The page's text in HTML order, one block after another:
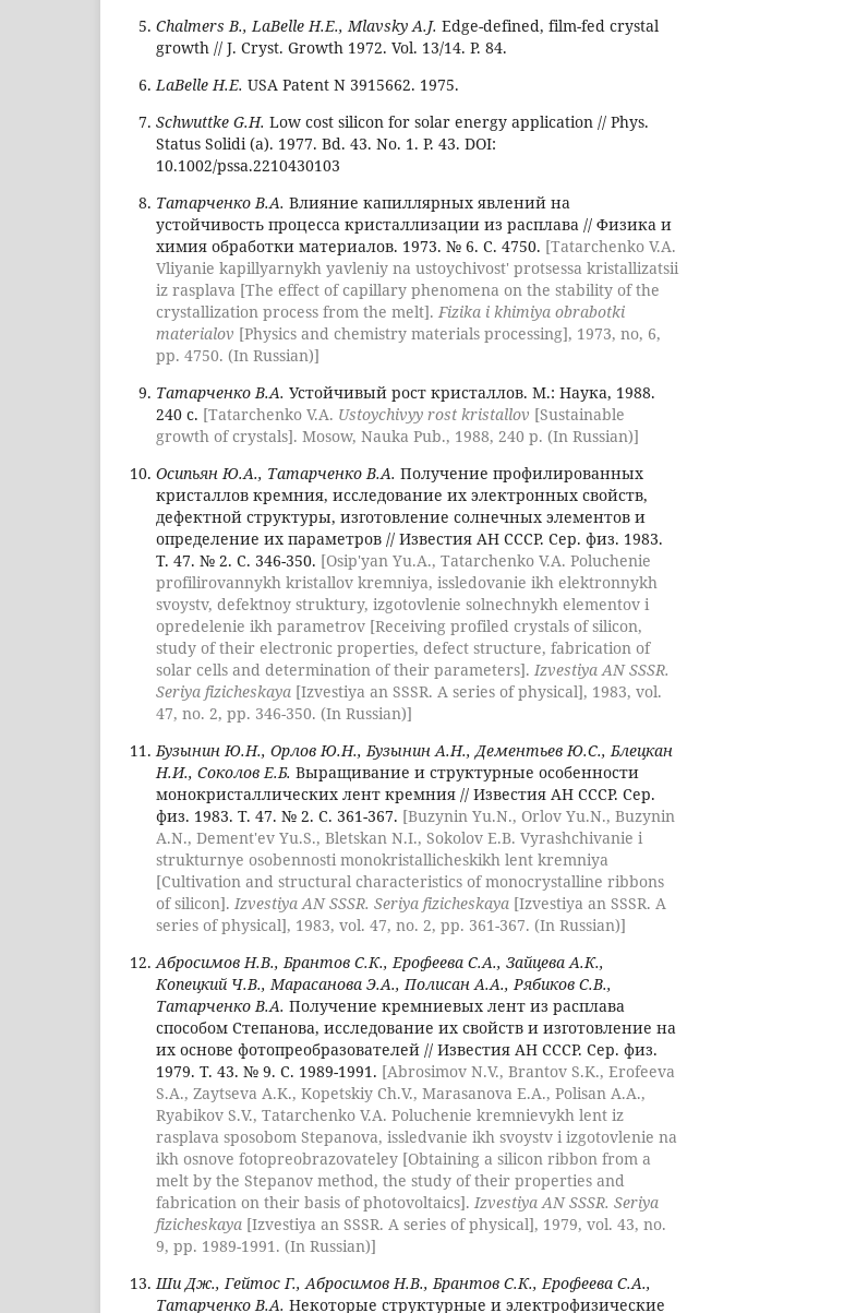
Chalmers B., LaBelle H.E., Mlavsky A.J. Edge-defined, film-fed crystal
growth // J. Cryst. Growth 1972. Vol. 13/14. P. 84.
LaBelle H.E. USA Patent N 3915662. 1975.
Schwuttke G.H. Low cost silicon for solar energy application // Phys.
Status Solidi (a). 1977. Bd. 43. No. 1. P. 43. DOI:
10.1002/pssa.2210430103
Татарченко В.А. Влияние капиллярных явлений на
устойчивость процесса кристаллизации из расплава // Физика и
химия обработки материалов. 1973. № 6. С. 4750. [Tatarchenko V.A.
Vliyanie kapillyarnykh yavleniy na ustoychivost' protsessa kristallizatsii
iz rasplava [The effect of capillary phenomena on the stability of the
crystallization process from the melt]. Fizika i khimiya obrabotki
materialov [Physics and chemistry materials processing], 1973, no, 6,
pp. 4750. (In Russian)]
Татарченко В.А. Устойчивый рост кристаллов. М.: Наука, 1988.
240 с. [Tatarchenko V.A. Ustoychivyy rost kristallov [Sustainable
growth of crystals]. Mosow, Nauka Pub., 1988, 240 p. (In Russian)]
Осипьян Ю.А., Татарченко В.А. Получение профилированных
кристаллов кремния, исследование их электронных свойств,
дефектной структуры, изготовление солнечных элементов и
определение их параметров // Известия АН СССР. Сер. физ. 1983.
Т. 47. № 2. С. 346-350. [Osip'yan Yu.A., Tatarchenko V.A. Poluchenie
profilirovannykh kristallov kremniya, issledovanie ikh elektronnykh
svoystv, defektnoy struktury, izgotovlenie solnechnykh elementov i
opredelenie ikh parametrov [Receiving profiled crystals of silicon,
study of their electronic properties, defect structure, fabrication of
solar cells and determination of their parameters]. Izvestiya AN SSSR.
Seriya fizicheskaya [Izvestiya an SSSR. A series of physical], 1983, vol.
47, no. 2, pp. 346-350. (In Russian)]
Бузынин Ю.Н., Орлов Ю.Н., Бузынин А.Н., Дементьев Ю.С., Блецкан
Н.И., Соколов Е.Б. Выращивание и структурные особенности
монокристаллических лент кремния // Известия АН СССР. Сер.
физ. 1983. Т. 47. № 2. С. 361-367. [Buzynin Yu.N., Orlov Yu.N., Buzynin
A.N., Dement'ev Yu.S., Bletskan N.I., Sokolov E.B. Vyrashchivanie i
strukturnye osobennosti monokristallicheskikh lent kremniya
[Cultivation and structural characteristics of monocrystalline ribbons
of silicon]. Izvestiya AN SSSR. Seriya fizicheskaya [Izvestiya an SSSR. A
series of physical], 1983, vol. 47, no. 2, pp. 361-367. (In Russian)]
Абросимов Н.В., Брантов С.К., Ерофеева С.А., Зайцева А.К.,
Копецкий Ч.В., Марасанова Э.А., Полисан А.А., Рябиков С.В.,
Татарченко В.А. Получение кремниевых лент из расплава
способом Степанова, исследование их свойств и изготовление на
их основе фотопреобразователей // Известия АН СССР. Сер. физ.
1979. Т. 43. № 9. С. 1989-1991. [Abrosimov N.V., Brantov S.K., Erofeeva
S.A., Zaytseva A.K., Kopetskiy Ch.V., Marasanova E.A., Polisan A.A.,
Ryabikov S.V., Tatarchenko V.A. Poluchenie kremnievykh lent iz
rasplava sposobom Stepanova, issledvanie ikh svoystv i izgotovlenie na
ikh osnove fotopreobrazovateley [Obtaining a silicon ribbon from a
melt by the Stepanov method, the study of their properties and
fabrication on their basis of photovoltaics]. Izvestiya AN SSSR. Seriya
fizicheskaya [Izvestiya an SSSR. A series of physical], 1979, vol. 43, no.
9, pp. 1989-1991. (In Russian)]
Ши Дж., Гейтос Г., Абросимов Н.В., Брантов С.К., Ерофеева С.А.,
Татарченко В.А. Некоторые структурные и электрофизические